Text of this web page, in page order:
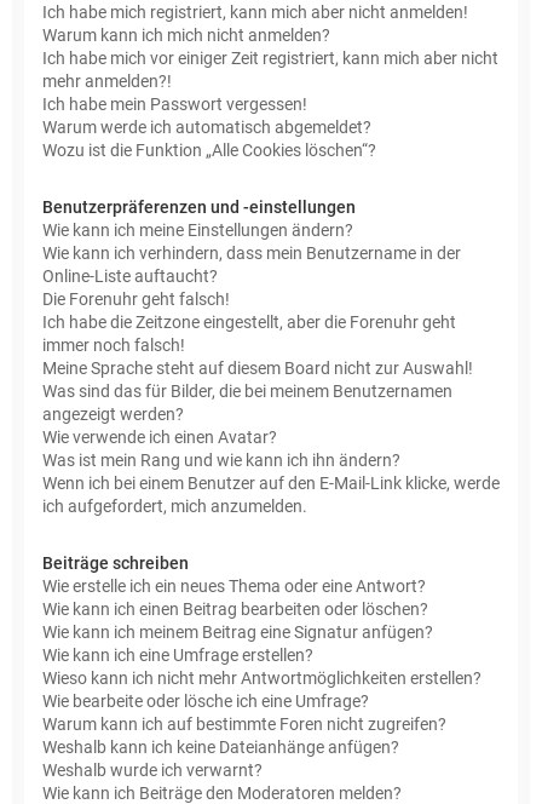
Ich habe mich registriert, kann mich aber nicht anmelden!
Warum kann ich mich nicht anmelden?
Ich habe mich vor einiger Zeit registriert, kann mich aber nicht
mehr anmelden?!
Ich habe mein Passwort vergessen!
Warum werde ich automatisch abgemeldet?
Wozu ist die Funktion „Alle Cookies löschen“?
Benutzerpräferenzen und -einstellungen
Wie kann ich meine Einstellungen ändern?
Wie kann ich verhindern, dass mein Benutzername in der
Online-Liste auftaucht?
Die Forenuhr geht falsch!
Ich habe die Zeitzone eingestellt, aber die Forenuhr geht
immer noch falsch!
Meine Sprache steht auf diesem Board nicht zur Auswahl!
Was sind das für Bilder, die bei meinem Benutzernamen
angezeigt werden?
Wie verwende ich einen Avatar?
Was ist mein Rang und wie kann ich ihn ändern?
Wenn ich bei einem Benutzer auf den E-Mail-Link klicke, werde
ich aufgefordert, mich anzumelden.
Beiträge schreiben
Wie erstelle ich ein neues Thema oder eine Antwort?
Wie kann ich einen Beitrag bearbeiten oder löschen?
Wie kann ich meinem Beitrag eine Signatur anfügen?
Wie kann ich eine Umfrage erstellen?
Wieso kann ich nicht mehr Antwortmöglichkeiten erstellen?
Wie bearbeite oder lösche ich eine Umfrage?
Warum kann ich auf bestimmte Foren nicht zugreifen?
Weshalb kann ich keine Dateianhänge anfügen?
Weshalb wurde ich verwarnt?
Wie kann ich Beiträge den Moderatoren melden?